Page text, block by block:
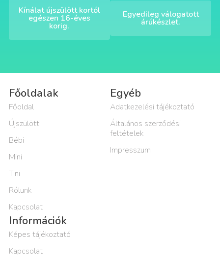
Kínálat újszülött kortól
egészen 16-éves
korig.
Egyedileg válogatott
árúkészlet.
Főoldalak
Főoldal
Újszülött
Bébi
Mini
Tini
Rólunk
Kapcsolat
Egyéb
Adatkezelési tájékoztató
Általános szerződési
feltételek
Impresszum
Információk
Képes tájékoztató
Kapcsolat